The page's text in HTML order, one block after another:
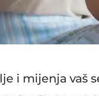
i mijenja vaš